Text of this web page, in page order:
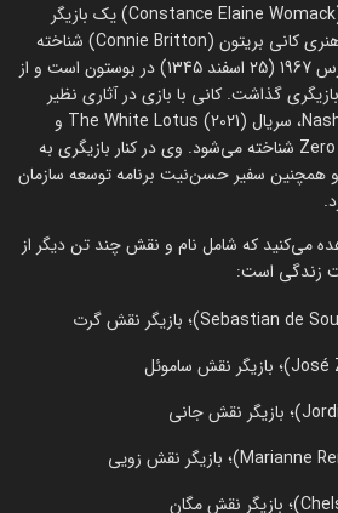
کنستانس آیلین ووماک (Constance Elaine Womack) یک بازیگر
آمریکایی است که با نام هنری کانی بریتون (Connie Britton) شناخته
می‌شود. وی متولد 16 مارس 1967 (25 اسفند 1345) در بوستون است و از
بازیگری گذاشت. کانی با بازی در آثاری نظیر
سریال Nashville (2012-2018)، سریال The White Lotus (2021) و
مینی‌سریال Zero Day (2025) شناخته می‌شود. وی در کنار بازیگری به
همچنین سفیر حسن‌نیت برنامه توسعه سازمان
می‌کنید که شامل نام و نقش چند تن دیگر از
زندگی است: